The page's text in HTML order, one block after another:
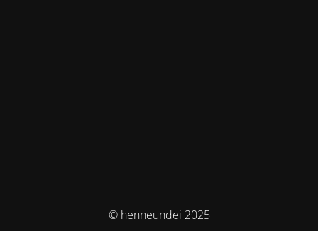
© henneundei 2025